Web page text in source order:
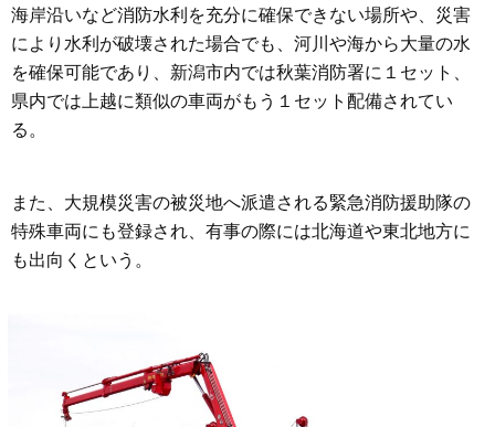
海岸沿いなど消防水利を充分に確保できない場所や、災害
により水利が破壊された場合でも、河川や海から大量の水
を確保可能であり、新潟市内では秋葉消防署に１セット、
県内では上越に類似の車両がもう１セット配備されてい
る。
また、大規模災害の被災地へ派遣される緊急消防援助隊の
特殊車両にも登録され、有事の際には北海道や東北地方に
も出向くという。